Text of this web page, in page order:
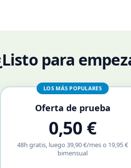
para
LOS MÁS POPULARES
Oferta de prueba
0,50 €
48h gratis, luego 39,90 €/mes o 19,95 €
bimensual